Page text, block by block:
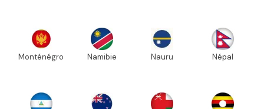
Monténégro Namibie Nauru Népal